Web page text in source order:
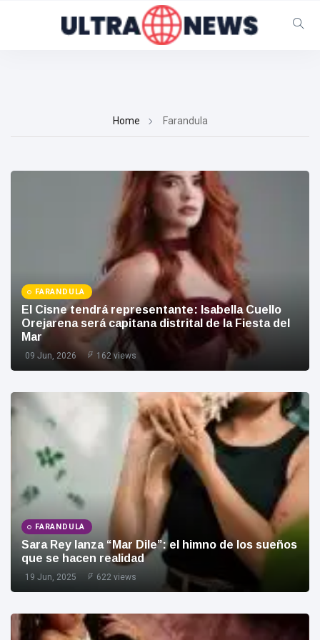
Follow us
678
Categories
Santa Marta
Magdalena
(393)
Judiciales
(200)
Politica
(117)
Lastest Post
L
MARTA
Accidente
de
tránsito
en Don
09
Aug,
2026
88
views
SANTA MARTA
desalinizadoras
y El Curval:
Home Farandula
FARANDULA
El Cisne tendrá representante: Isabella Cuello
Orejarena será capitana distrital de la Fiesta del
Mar
09 Jun, 2026 162 views
FARANDULA
Sara Rey lanza “Mar Dile”: el himno de los sueños
que se hacen realidad
19 Jun, 2025 622 views